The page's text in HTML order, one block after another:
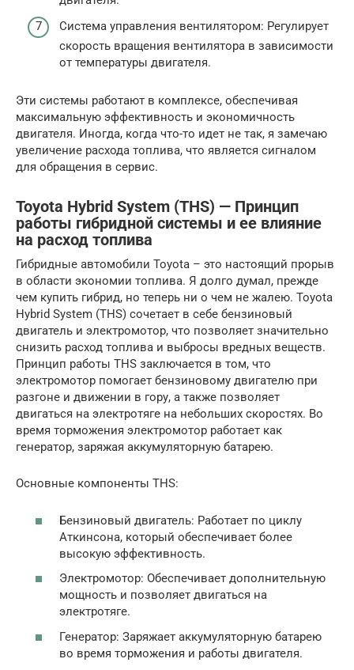
Система управления вентилятором: Регулирует
скорость вращения вентилятора в зависимости
от температуры двигателя.
Эти системы работают в комплексе, обеспечивая
максимальную эффективность и экономичность
двигателя. Иногда, когда что-то идет не так, я замечаю
увеличение расхода топлива, что является сигналом
для обращения в сервис.
Toyota Hybrid System (THS) — Принцип
работы гибридной системы и ее влияние
на расход топлива
Гибридные автомобили Toyota – это настоящий прорыв
в области экономии топлива. Я долго думал, прежде
чем купить гибрид, но теперь ни о чем не жалею. Toyota
Hybrid System (THS) сочетает в себе бензиновый
двигатель и электромотор, что позволяет значительно
снизить расход топлива и выбросы вредных веществ.
Принцип работы THS заключается в том, что
электромотор помогает бензиновому двигателю при
разгоне и движении в гору, а также позволяет
двигаться на электротяге на небольших скоростях. Во
время торможения электромотор работает как
генератор, заряжая аккумуляторную батарею.
Основные компоненты THS:
Бензиновый двигатель: Работает по циклу
Аткинсона, который обеспечивает более
высокую эффективность.
Электромотор: Обеспечивает дополнительную
мощность и позволяет двигаться на
электротяге.
Генератор: Заряжает аккумуляторную батарею
во время торможения и работы двигателя.